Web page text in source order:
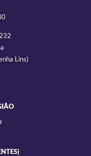
Lins)